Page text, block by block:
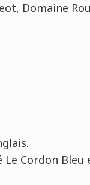
Domaine
Cordon Bleu